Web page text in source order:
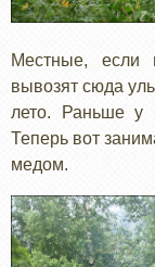
Местные, если
вывозят сюда
лето. Раньше у
Теперь вот
медом.